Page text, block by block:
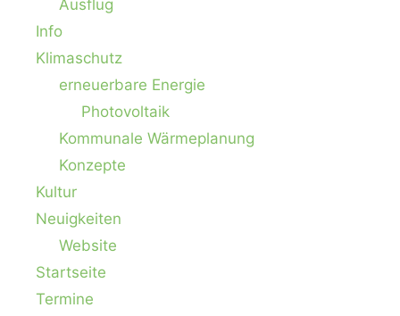
Ausflug
Info
Klimaschutz
erneuerbare Energie
Photovoltaik
Kommunale Wärmeplanung
Konzepte
Kultur
Neuigkeiten
Website
Startseite
Termine